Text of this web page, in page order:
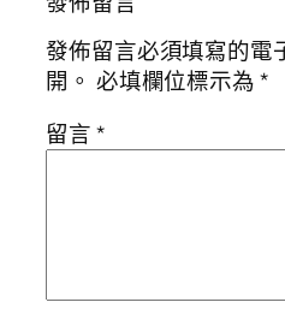
發佈留言必須填寫的電
開。 必填欄位標示為*
留言*